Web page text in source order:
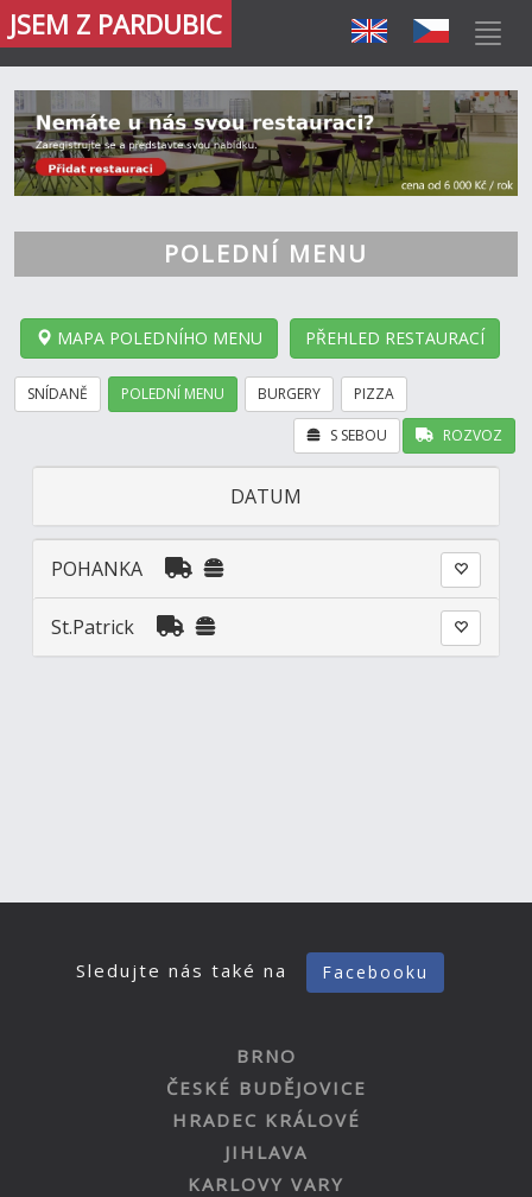
JSEM Z PARDUBIC
POLEDNÍ MENU
MAPA POLEDNÍHO MENU PŘEHLED RESTAURACÍ
SNÍDANĚ POLEDNÍ MENU BURGERY PIZZA
ROZVOZ
S SEBOU
DATUM
POHANKA
St.Patrick
Sledujte nás také na Facebooku
BRNO
ČESKÉ BUDĚJOVICE
HRADEC KRÁLOVÉ
JIHLAVA
KARLOVY VARY